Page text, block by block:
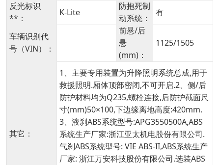
反光标识
**：
K-Lite
防抱死制
动系统：
有
车辆识别代
号（VIN）：
前悬/后
悬
(mm)：
1125/1505
其它：
1、主要专用装置为升降照明系统总成,用于
救援照明.厢体顶部密闭,不可开启.2、侧/后
防护材料均为Q235,螺栓连接,后防护截面尺
寸(mm)50×100,下边缘离地高度:420mm.
3、液刹ABS系统型号:APG3550500A,ABS
系统生产厂家:浙江亚太机电股份有限公司.
气刹ABS系统型号: VIE ABS-II,ABS系统生产
厂家: 浙江万安科技股份有限公司.选装ABS